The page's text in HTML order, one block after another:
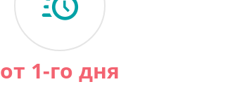
от 1-го дня